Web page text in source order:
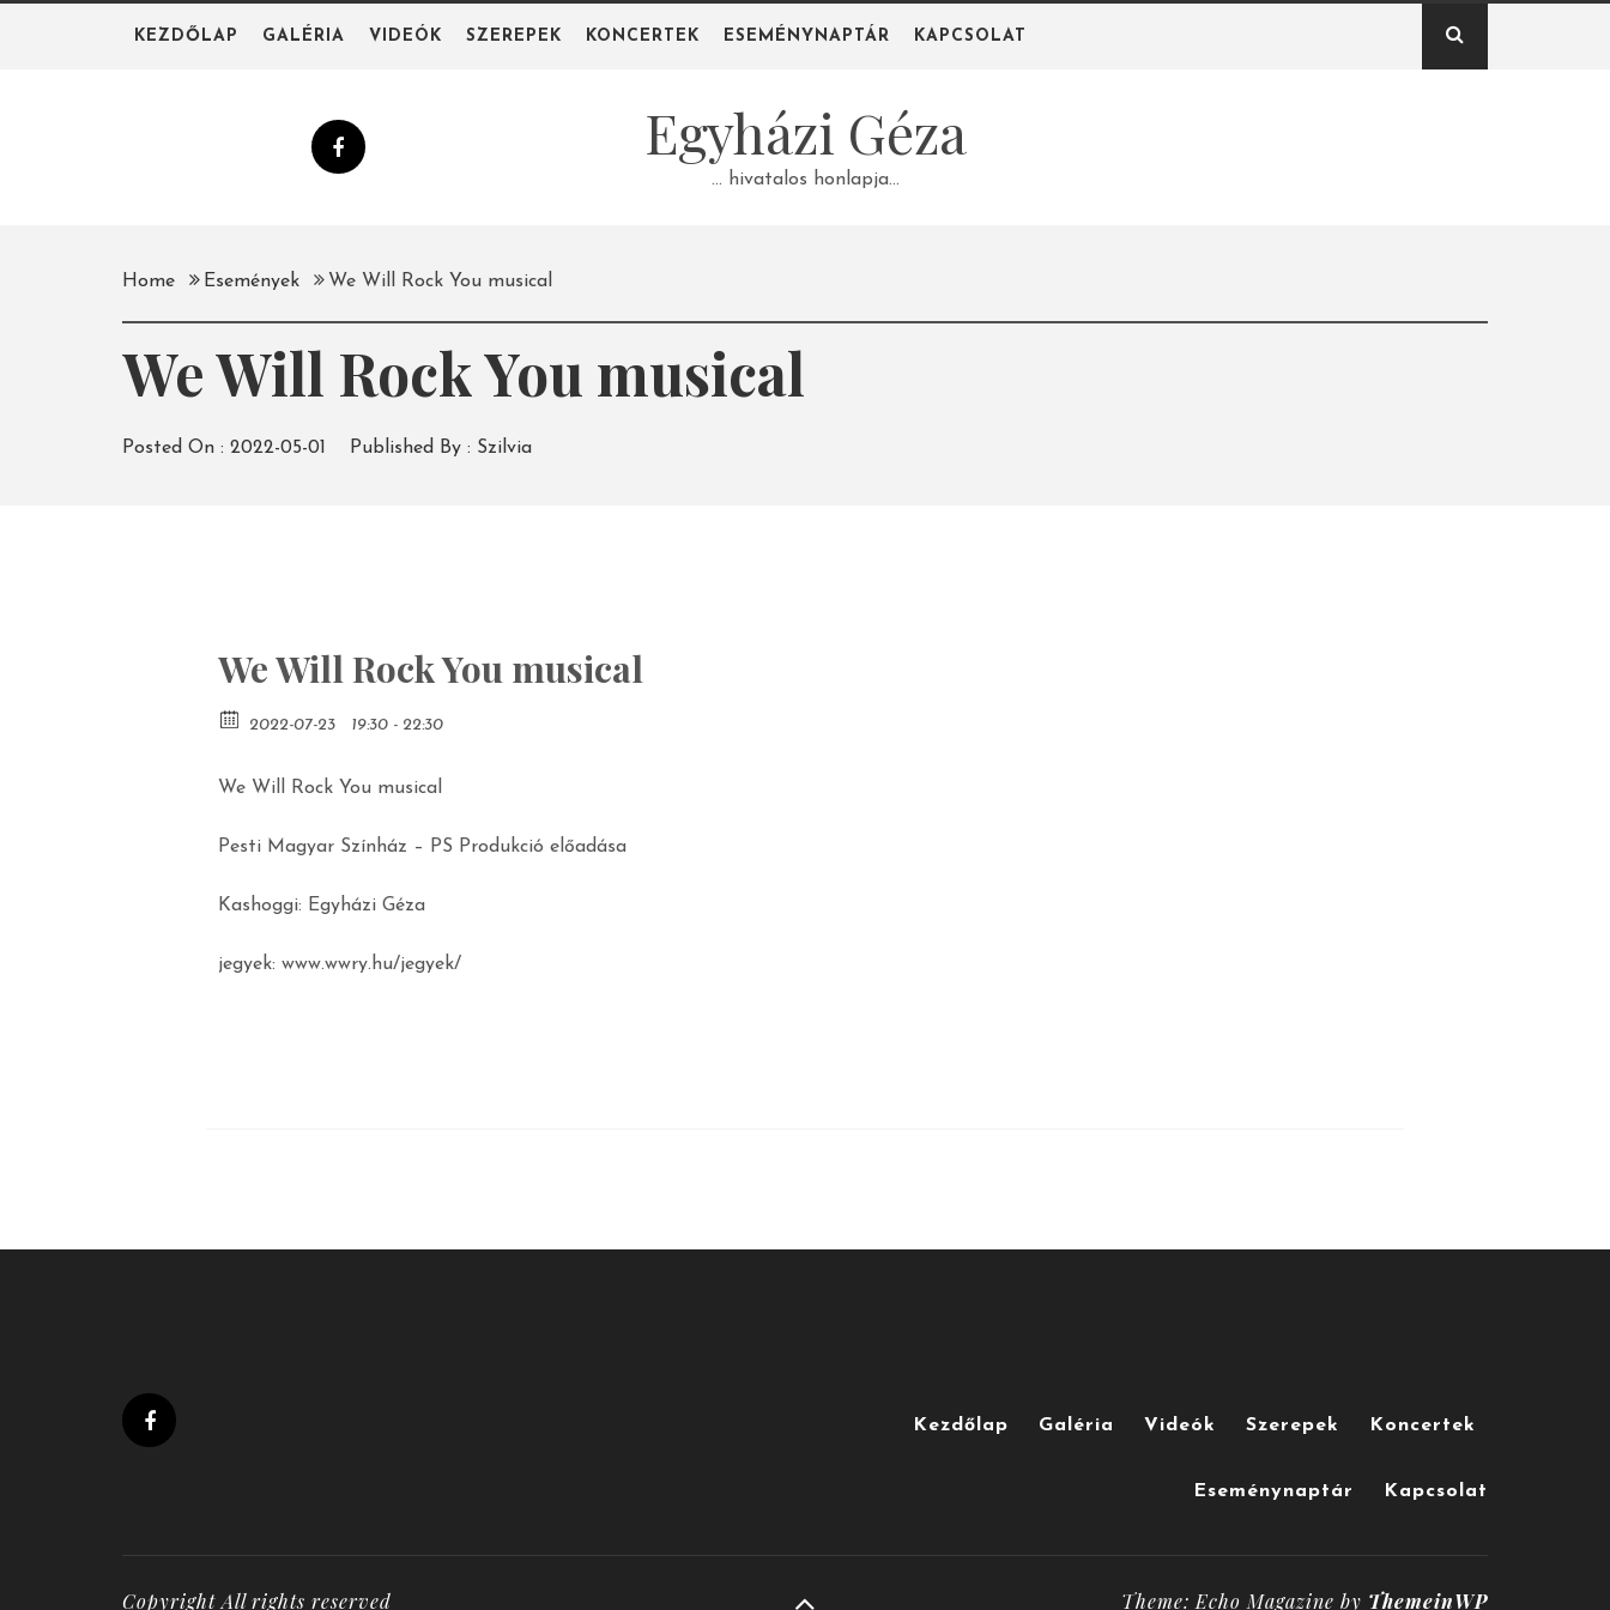
KEZDŐLAP GALÉRIA VIDEÓK SZEREPEK KONCERTEK ESEMÉNYNAPTÁR KAPCSOLAT
Egyházi Géza
… hivatalos honlapja…
Home Események We Will Rock You musical
We Will Rock You musical
Posted On : 2022-05-01 Published By : Szilvia
We Will Rock You musical
2022-07-23 19:30 - 22:30
We Will Rock You musical
Pesti Magyar Színház – PS Produkció előadása
Kashoggi: Egyházi Géza
jegyek: www.wwry.hu/jegyek/
Kezdőlap Galéria Videók Szerepek Koncertek
Eseménynaptár Kapcsolat
Copyright All rights reserved Theme: Echo Magazine by ThemeinWP